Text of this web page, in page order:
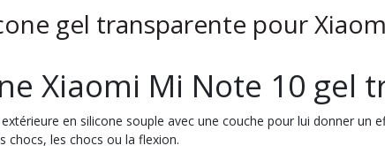
gel transparente pour
Xiaomi Mi Note 10 gel
en silicone souple avec une couche pour lui donner un
chocs, les chocs ou la flexion.